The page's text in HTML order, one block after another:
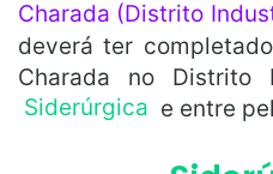
Charada (Distrito
deverá ter
Charada no Distrito
Siderúrgica e entre